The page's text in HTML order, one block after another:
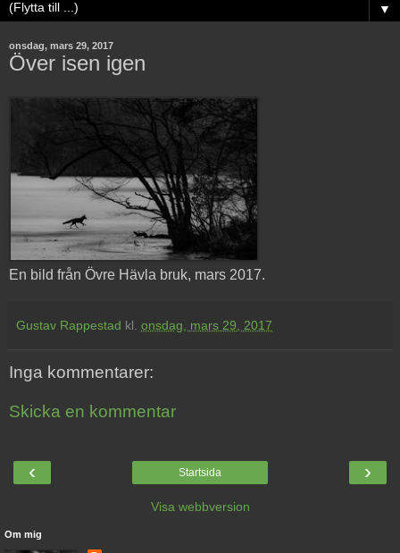
▼
onsdag, mars 29, 2017
Över isen igen
En bild från Övre Hävla bruk, mars 2017.
Gustav Rappestad kl. onsdag, mars 29, 2017
Inga kommentarer:
Skicka en kommentar
‹ ›
Startsida
Visa webbversion
Om mig